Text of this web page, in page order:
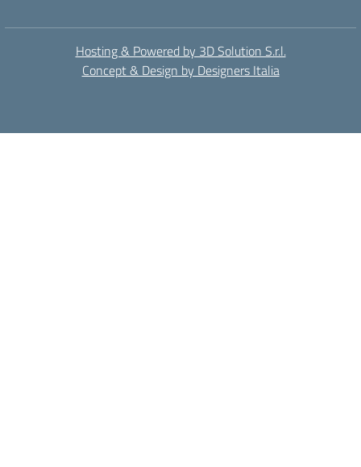
Hosting & Powered by 3D Solution S.r.l.
Concept & Design by Designers Italia